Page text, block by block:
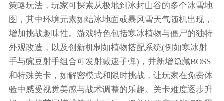
策略玩法，玩家可探索从极地到冰封山谷的多个冰雪地
图，其中环境元素如结冰地面或暴风雪天气随机出现，
增加挑战趣味性。游戏特色包括寒冰植物与僵尸的独特
外观改造，以及创新机制如植物搭配系统(例如寒冰射
手与豌豆射手组合可发射减速子弹)，并新增隐藏BOSS
和特殊关卡，如解密模式和限时挑战，让玩家在免费体
验中感受视觉美感与战术调整的乐趣。关卡难度逐步升